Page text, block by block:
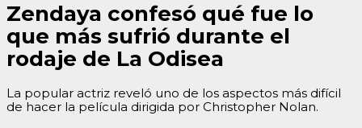
Zendaya confesó qué fue lo
que más sufrió durante el
rodaje de La Odisea
La popular actriz reveló uno de los aspectos más difícil
de hacer la película dirigida por Christopher Nolan.